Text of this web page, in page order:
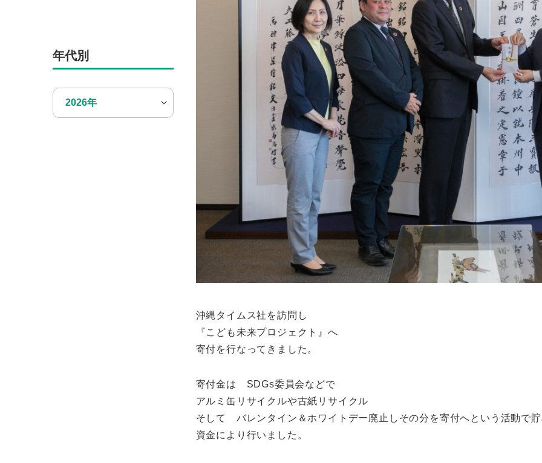
年代別
2026年
沖縄タイムス社を訪問し
『こども未来プロジェクト』へ
寄付を行なってきました。
寄付金は SDGs委員会などで
アルミ缶リサイクルや古紙リサイクル
そして バレンタイン＆ホワイトデー廃止しその分を寄付へという活動で
資金により行いました。